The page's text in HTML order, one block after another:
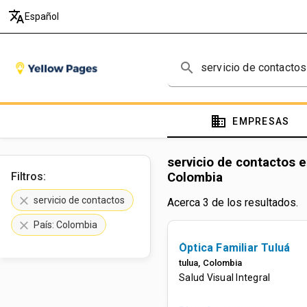
translate Español
search
domain EMPRESAS
Filtros:
clear servicio de contactos
clear País: Colombia
servicio de contactos
Colombia
Acerca 3 de los resultados.
Óptica Familiar Tuluá
tulua, Colombia
Salud Visual Integral